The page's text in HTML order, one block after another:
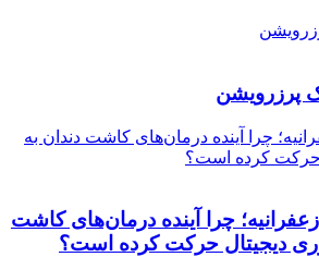
پرزرویشن
چرا آینده درمان‌های کاشت دندان به
حرکت کرده است؟
زعفرانیه؛ چرا آینده درمان‌های کاشت
دیجیتال حرکت کرده است؟